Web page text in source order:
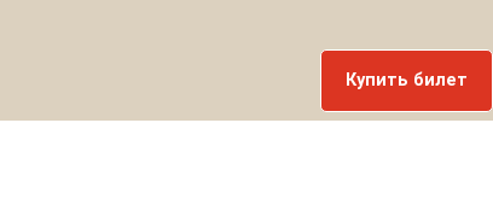
Купить билет